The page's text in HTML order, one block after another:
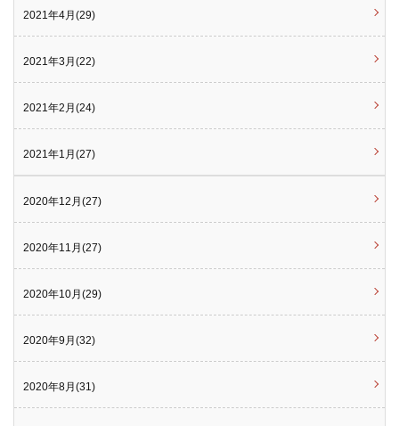
2021年4月(29)
2021年3月(22)
2021年2月(24)
2021年1月(27)
2020年12月(27)
2020年11月(27)
2020年10月(29)
2020年9月(32)
2020年8月(31)